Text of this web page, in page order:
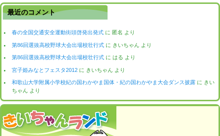
最近のコメント
春の全国交通安全運動街頭啓発出発式 に 匿名 より
第86回選抜高校野球大会出場校壮行式 に きいちゃん より
第86回選抜高校野球大会出場校壮行式 にはる より
宮子姫みなとフェスタ2012 に きいちゃん より
和歌山大学附属小学校紀の国わかやま国体・紀の国わかやま大会ダンス披露 に きい
ちゃん より